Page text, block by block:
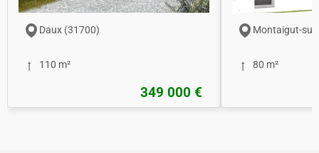
Daux (31700)
110 m²
349 000 €
Montaigut-
80 m²